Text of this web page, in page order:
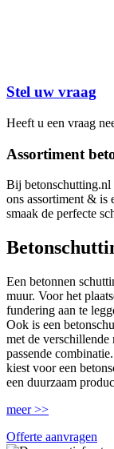
Stel uw vraag
Heeft u een vraag
Assortiment
Bij betonschutting.nl
ons assortiment & is
smaak de perfecte
Een betonnen
muur. Voor het
fundering aan te
Ook is een
met de
passende
kiest voor een
een duurzaam
meer >>
Offerte aanvragen